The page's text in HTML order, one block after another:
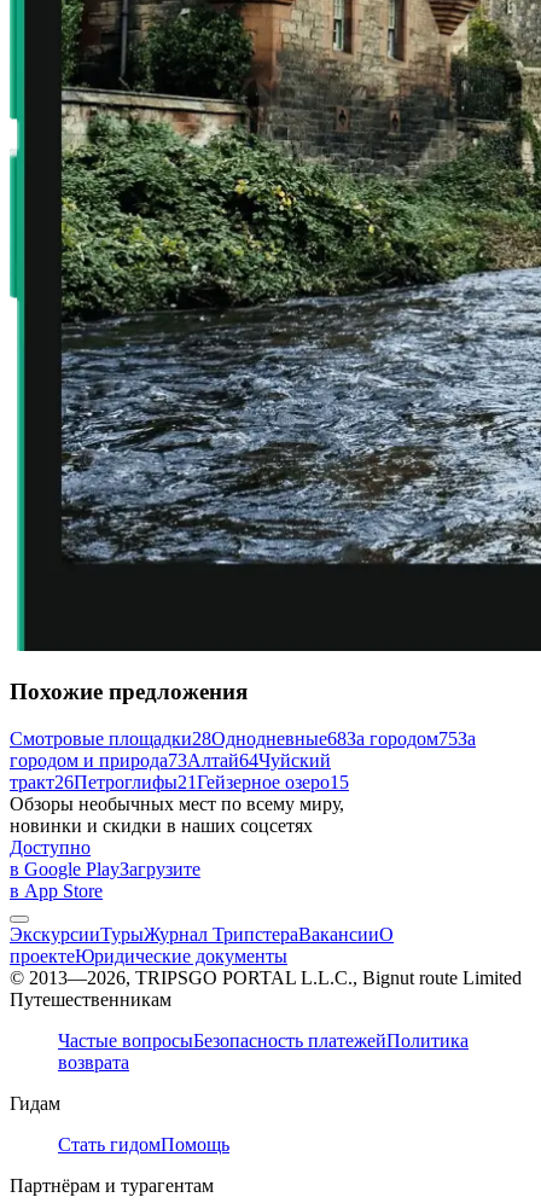
Похожие предложения
Смотровые площадки28Однодневные68За городом75За
городом и природа73Алтай64Чуйский
тракт26Петроглифы21Гейзерное озеро15
Обзоры необычных мест по всему миру,
новинки и скидки в наших соцсетях
Доступно
в Google PlayЗагрузите
в App Store
ЭкскурсииТурыЖурнал ТрипстераВакансииО
проектеЮридические документы
© 2013—2026, TRIPSGO PORTAL L.L.C., Bignut route Limited
Путешественникам
Частые вопросыБезопасность платежейПолитика
возврата
Гидам
Стать гидомПомощь
Партнёрам и турагентам